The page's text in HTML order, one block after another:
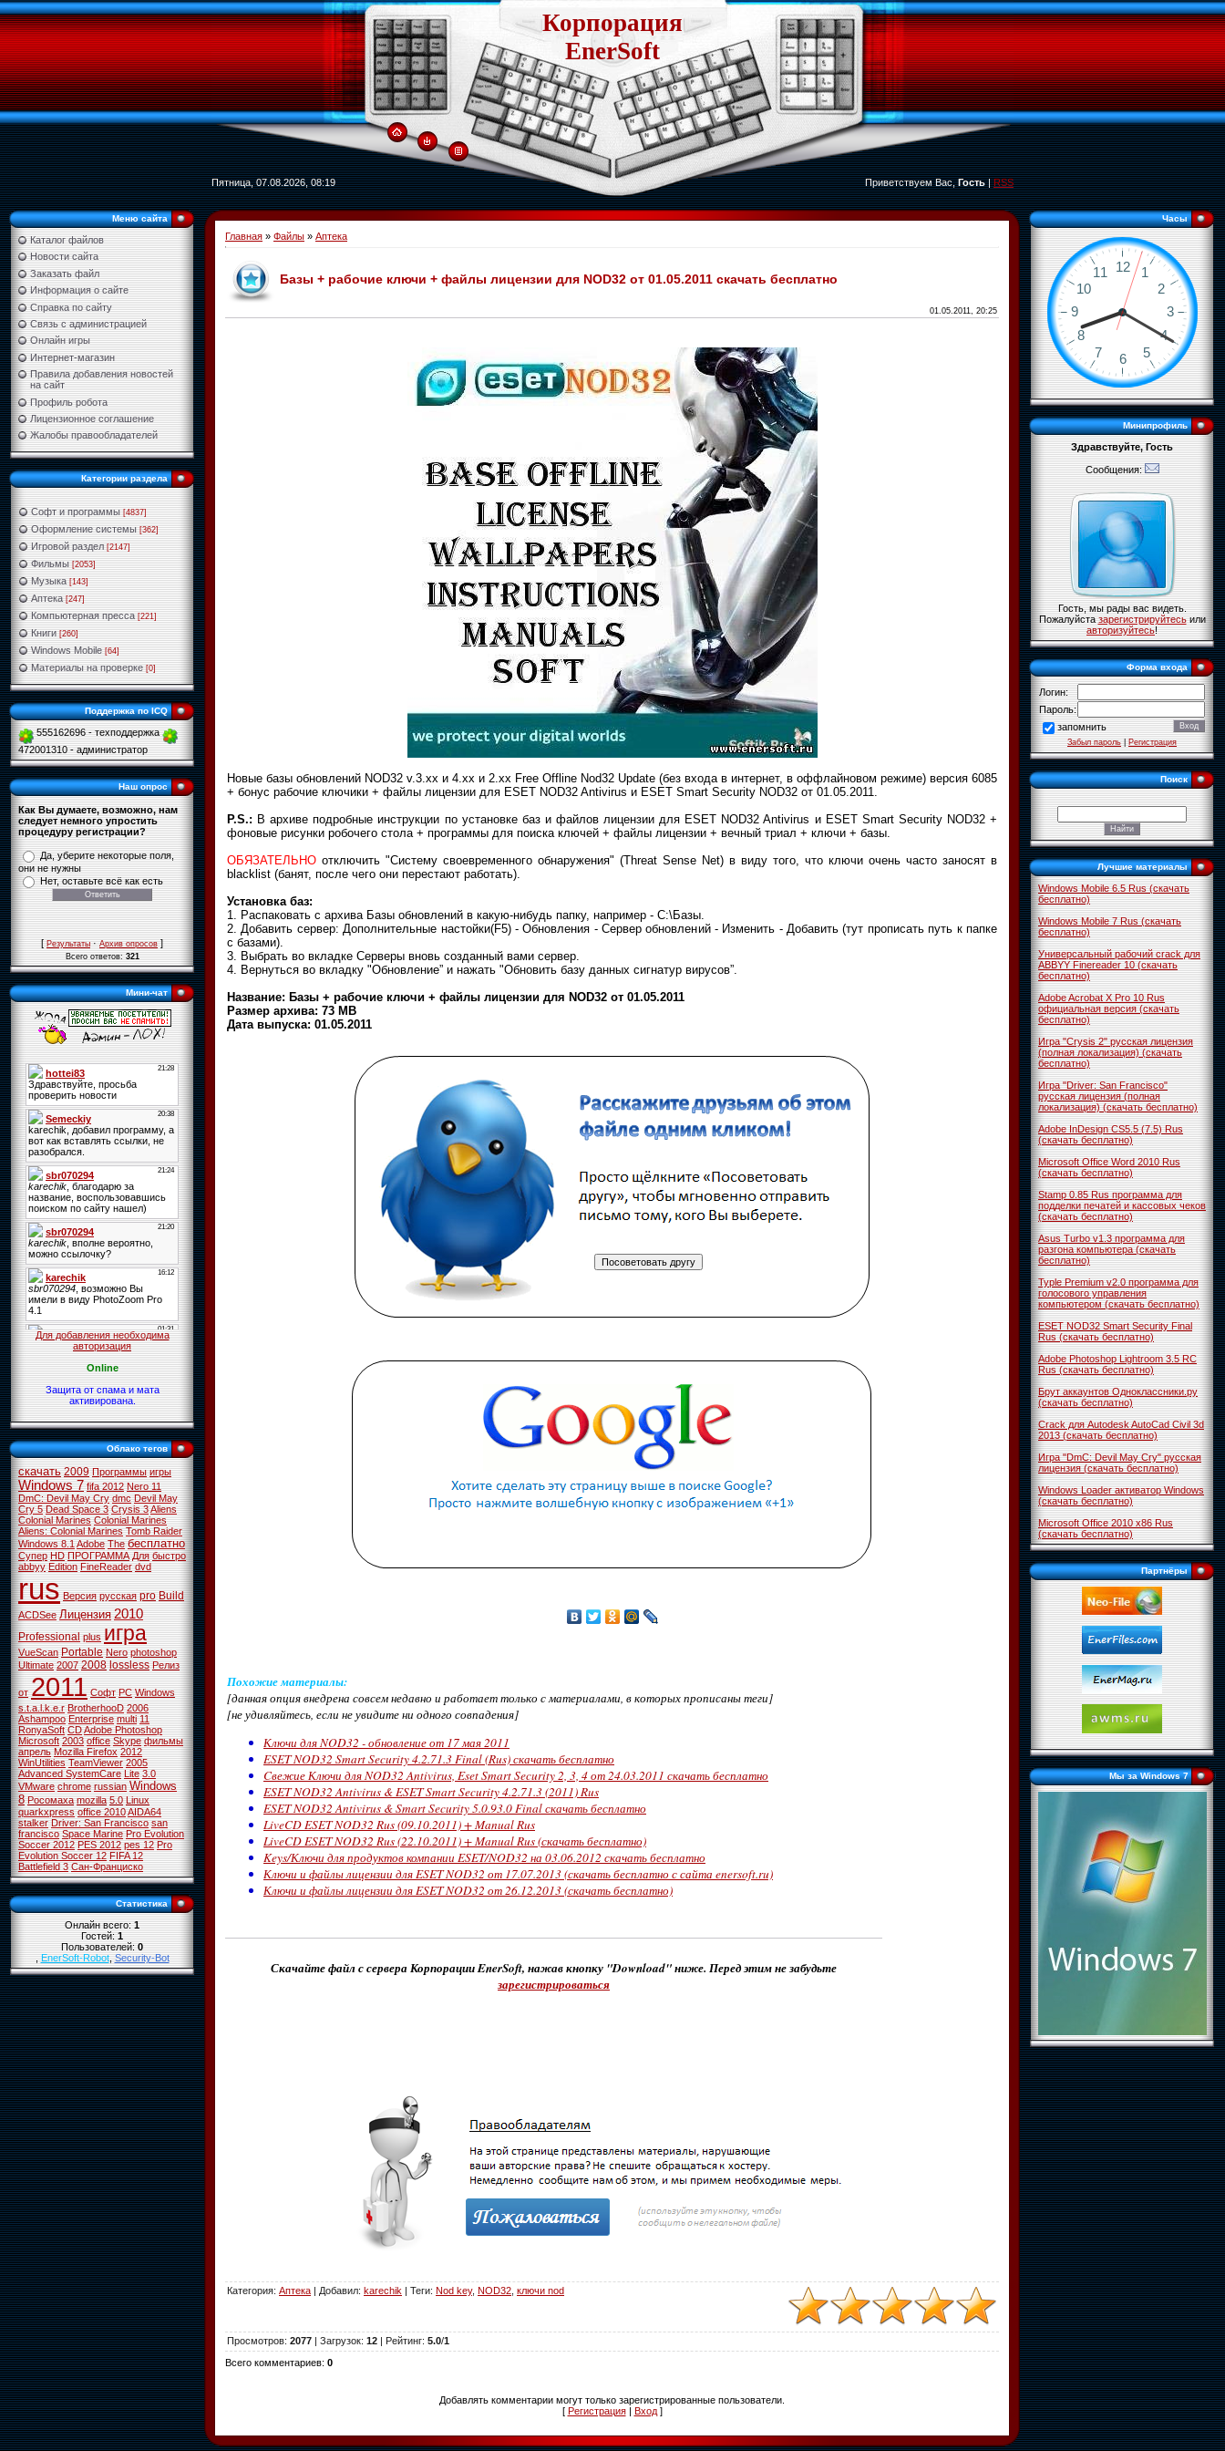
Корпорация
EnerSoft
Пятница, 07.08.2026, 08:19 Приветствуем Вас, Гость|RSS
Меню сайта
Каталог файлов
Новости сайта
Заказать файл
Информация о сайте
Справка по сайту
Связь с администрацией
Онлайн игры
Интернет-магазин
Правила добавления новостей
на сайт
Профиль робота
Лицензионное соглашение
Жалобы правообладателей
Категории раздела
Софт и программы [4837]
Оформление системы [362]
Игровой раздел [2147]
Фильмы [2053]
Музыка [143]
Аптека [247]
Компьютерная пресса [221]
Книги [260]
Windows Mobile [64]
Материалы на проверке [0]
Поддержка по ICQ
555162696 - техподдержка
472001310 - администратор
Наш опрос
Как Вы думаете, возможно, нам
следует немного упростить
процедуру регистрации?
Да, уберите некоторые поля,
они не нужны
Нет, оставьте всё как есть
[Результаты·Архив опросов]
Всего ответов:321
Мини-чат
Для добавления необходима
авторизация
Online
Защита от спама и мата
активирована.
Облако тегов
скачать 2009 Программы игры
Windows 7 fifa 2012 Nero 11
DmC: Devil May Cry dmc Devil May
Cry 5 Dead Space 3 Crysis 3Aliens
Colonial Marines Colonial Marines
Aliens: Colonial Marines Tomb Raider
Windows 8.1Adobe The бесплатно
Супер HD ПРОГРАММА Для быстро
abbyy Edition FineReader dvd
rus Версия русская pro Build
ACDSee Лицензия 2010
Professional plus игра
VueScan Portable Nero photoshop
Ultimate 2007 2008 lossless Релиз
от 2011 Софт PC Windows
s.t.a.l.k.e.r BrotherhooD 2006
Ashampoo Enterprise multi 11
RonyaSoft CDAdobe Photoshop
Microsoft 2003 office Skype фильмы
апрель Mozilla Firefox 2012
WinUtilities TeamViewer 2005
Advanced SystemCare Lite 3.0
VMware chrome russian Windows
8 Росомаха mozilla 5.0 Linux
quarkxpress office 2010AIDA64
stalker Driver: San Francisco san
francisco Space Marine Pro Evolution
Soccer 2012 PES 2012 pes 12 Pro
Evolution Soccer 12 FIFA 12
Battlefield 3 Сан-Франциско
Статистика
Онлайн всего:1
Гостей:1
Пользователей:0
,EnerSoft-Robot,Security-Bot
Главная » Файлы » Аптека
Базы + рабочие ключи + файлы лицензии для NOD32 от 01.05.2011 скачать бесплатно
01.05.2011, 20:25
Новые базы обновлений NOD32 v.3.хх и 4.хх и 2.хх Free Offline Nod32 Update (без входа в интернет, в оффлайновом режиме) версия 6085
+ бонус рабочие ключики + файлы лицензии для ESET NOD32 Antivirus и ESET Smart Security NOD32 от 01.05.2011.
P.S.: В архиве подробные инструкции по установке баз и файлов лицензии для ESET NOD32 Antivirus и ESET Smart Security NOD32 +
фоновые рисунки робочего стола + программы для поиска ключей + файлы лицензии + вечный триал + ключи + базы.
ОБЯЗАТЕЛЬНО отключить "Систему своевременного обнаружения" (Threat Sense Net) в виду того, что ключи очень часто заносят в
blacklist (банят, после чего они перестают работать).
Установка баз:
1. Распаковать с архива Базы обновлений в какую-нибудь папку, например - С:\Базы.
2. Добавить сервер: Дополнительные настойки(F5) - Обновления - Сервер обновлений - Изменить - Добавить (тут прописать путь к папке
с базами).
3. Выбрать во вкладке Серверы вновь созданный вами сервер.
4. Вернуться во вкладку "Обновление” и нажать "Обновить базу данных сигнатур вирусов”.
Название: Базы + рабочие ключи + файлы лицензии для NOD32 от 01.05.2011
Размер архива: 73 MB
Дата выпуска: 01.05.2011
Похожие материалы:
[данная опция внедрена совсем недавно и работает только с материалами, в которых прописаны теги]
[не удивляйтесь, если не увидите ни одного совпадения]
Ключи для NOD32 - обновление от 17 мая 2011
ESET NOD32 Smart Security 4.2.71.3 Final (Rus) скачать бесплатно
Cвежие Ключи для NOD32 Antivirus, Eset Smart Security 2, 3, 4 от 24.03.2011 скачать бесплатно
ESET NOD32 Antivirus & ESET Smart Security 4.2.71.3 (2011) Rus
ESET NOD32 Antivirus & Smart Security 5.0.93.0 Final скачать бесплатно
LiveCD ESET NOD32 Rus (09.10.2011) + Manual Rus
LiveCD ESET NOD32 Rus (22.10.2011) + Manual Rus (скачать бесплатно)
Keys/Ключи для продуктов компании ESET/NOD32 на 03.06.2012 скачать бесплатно
Ключи и файлы лицензии для ESET NOD32 от 17.07.2013 (скачать бесплатно с сайта enersoft.ru)
Ключи и файлы лицензии для ESET NOD32 от 26.12.2013 (скачать бесплатно)
Скачайте файл с сервера Корпорации EnerSoft, нажав кнопку "Download" ниже. Перед этим не забудьте
зарегистрироваться
Категория: Аптека | Добавил: karechik | Теги: Nod key, NOD32 ключи nod
Просмотров: 2077 | Загрузок: 12 | Рейтинг: 5.0/1
Всего комментариев: 0
Добавлять комментарии могут только зарегистрированные пользователи.
[ Регистрация| Вход]
Часы
Минипрофиль
Здравствуйте, Гость
Сообщения:
Гость, мы рады вас видеть.
Пожалуйстазарегистрируйтесьили
авторизуйтесь!
Форма входа
Логин:
Пароль:
запомнить
Забыл пароль|Регистрация
Поиск
Лучшие материалы
Windows Mobile 6.5 Rus (скачать
бесплатно)
Windows Mobile 7 Rus (скачать
бесплатно)
Универсальный рабочий crack для
ABBYY Finereader 10 (скачать
бесплатно)
Adobe Acrobat X Pro 10 Rus
официальная версия (скачать
бесплатно)
Игра "Crysis 2" русская лицензия
(полная локализация) (скачать
бесплатно)
Игра "Driver: San Francisco"
русская лицензия (полная
локализация) (скачать бесплатно)
Adobe InDesign CS5.5 (7.5) Rus
(скачать бесплатно)
Microsoft Office Word 2010 Rus
(скачать бесплатно)
Stamp 0.85 Rus программа для
подделки печатей и кассовых чеков
(скачать бесплатно)
Asus Turbo v1.3 программа для
разгона компьютера (скачать
бесплатно)
Typle Premium v2.0 программа для
голосового управления
компьютером (скачать бесплатно)
ESET NOD32 Smart Security Final
Rus (скачать бесплатно)
Adobe Photoshop Lightroom 3.5 RC
Rus (скачать бесплатно)
Брут аккаунтов Одноклассники.ру
(скачать бесплатно)
Crack для Autodesk AutoCad Civil 3d
2013 (скачать бесплатно)
Игра "DmC: Devil May Cry" русская
лицензия (скачать бесплатно)
Windows Loader активатор Windows
(скачать бесплатно)
Microsoft Office 2010 x86 Rus
(скачать бесплатно)
Партнёры
Мы за Windows 7